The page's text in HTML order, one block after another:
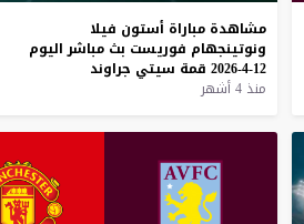
مشاهدة مباراة أستون فيلا
ونوتينجهام فوريست بث مباشر اليوم
12-4-2026
قمة سيتي جراوند
منذ 4 أشهر